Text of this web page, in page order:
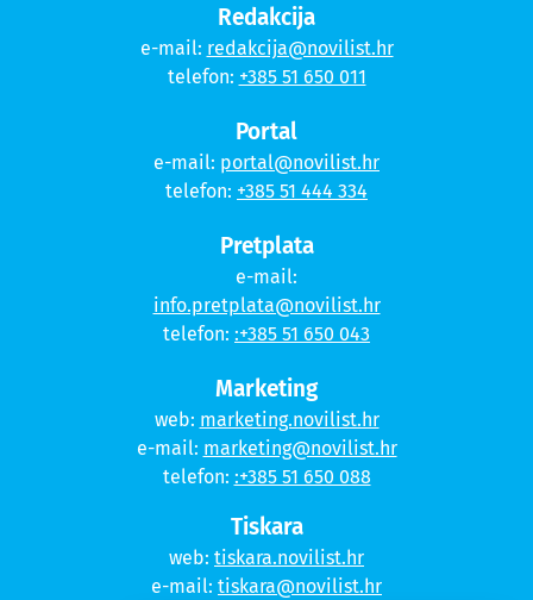
Redakcija
e-mail: redakcija@novilist.hr
telefon: +385 51 650 011
Portal
e-mail: portal@novilist.hr
telefon: +385 51 444 334
Pretplata
e-mail:
info.pretplata@novilist.hr
telefon: :+385 51 650 043
Marketing
web: marketing.novilist.hr
e-mail: marketing@novilist.hr
telefon: :+385 51 650 088
Tiskara
web: tiskara.novilist.hr
e-mail: tiskara@novilist.hr